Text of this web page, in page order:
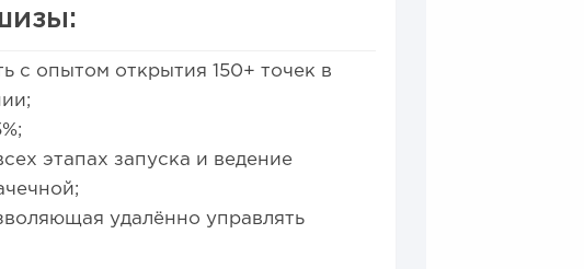
с опытом открытия 150+ точек в
этапах запуска и ведение
удалённо управлять